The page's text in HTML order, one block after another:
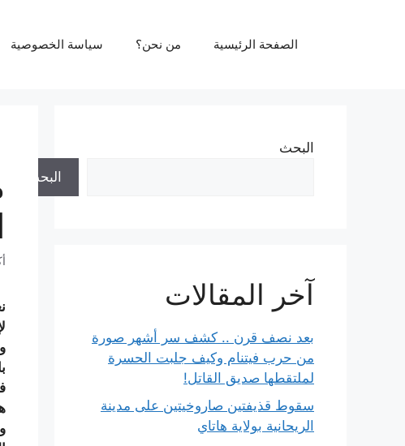
الصفحة الرئيسية من نحن؟ سياسة الخصوصية
البحث
البحث
آخر المقالات
بعد نصف قرن .. كشف سر أشهر صورة
من حرب فيتنام وكيف جلبت الحسرة
لملتقطها صديق القاتل!
سقوط قذيفتين صاروخيتين على مدينة
الريحانية بولاية هاتاي